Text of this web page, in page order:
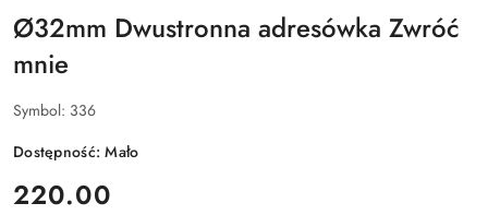
Ø32mm Dwustronna adresówka Zwróć
mnie
Symbol: 336
Dostępność:Mało
cena:
220.00